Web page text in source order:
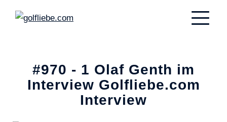
#970 - 1 Olaf Genth im
Interview Golfliebe.com
Interview